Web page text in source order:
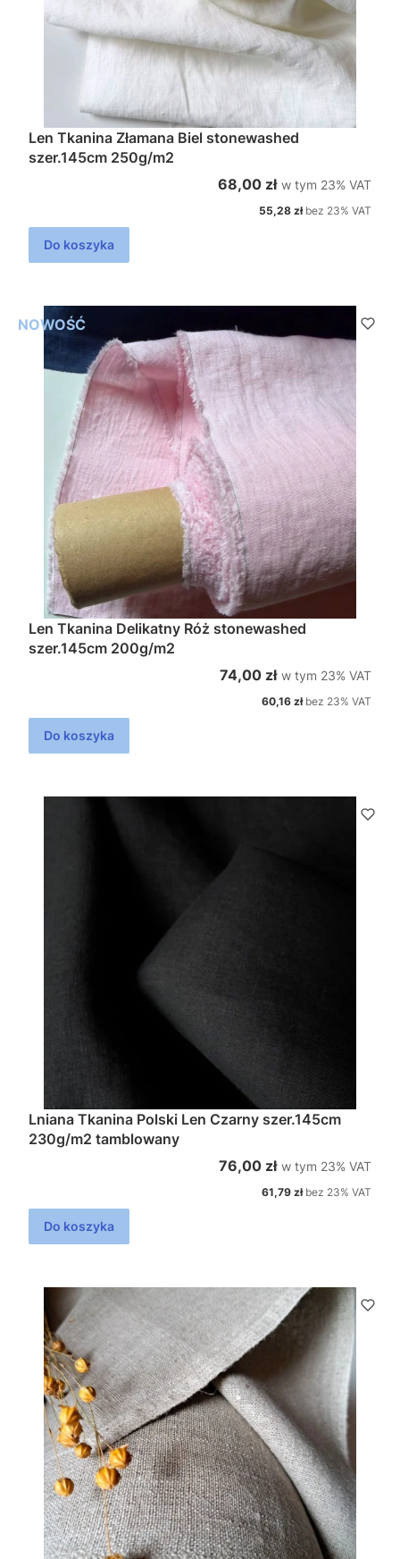
Len Tkanina Złamana Biel stonewashed
szer.145cm 250g/m2
Cena brutto
68,00 zł w tym %s VAT
w tym 23% VAT
Cena netto
55,28 zł bez 23% VAT
Do koszyka
NOWOŚĆ
Len Tkanina Delikatny Róż stonewashed
szer.145cm 200g/m2
Cena brutto
74,00 zł w tym %s VAT
w tym 23% VAT
Cena netto
60,16 zł bez 23% VAT
Do koszyka
Lniana Tkanina Polski Len Czarny szer.145cm
230g/m2 tamblowany
Cena brutto
76,00 zł w tym %s VAT
w tym 23% VAT
Cena netto
61,79 zł bez 23% VAT
Do koszyka